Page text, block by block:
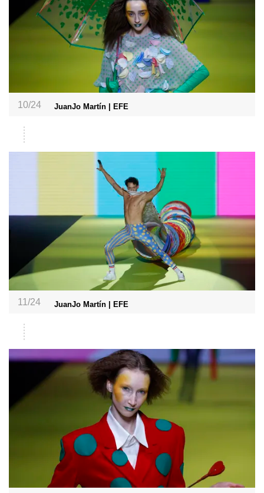
10/24 JuanJo Martín | EFE
11/24 JuanJo Martín | EFE